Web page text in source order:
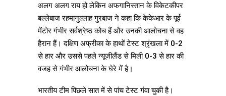
अलग अलग राय हो लेकिन अफगानिस्तान के विकेटकीपर
बल्लेबाज रहमानुल्लाह गुरबाज ने कहा कि केकेआर के पूर्व
मेंटोर गंभीर सर्वश्रेष्ठ कोच हैं और उनकी आलोचना से वह
हैरान हैं। दक्षिण अफ्रीका के हाथों टेस्ट श्रृंखला में 0-2
से हार और उससे पहले न्यूजीलैंड से मिली 0-3 से हार की
वजह से गंभीर आलोचना के घेरे में है।
भारतीय टीम पिछले सात में से पांच टेस्ट गंवा चुकी है।